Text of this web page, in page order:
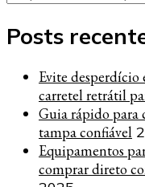
Posts
Evite
carretel retrátil
Guia rápido para
tampa confiável
Equipamentos
comprar direto